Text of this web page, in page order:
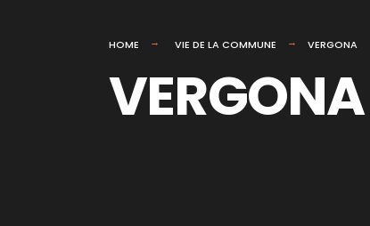
HOME VIE DE LA COMMUNE VERGONA
VERGONA